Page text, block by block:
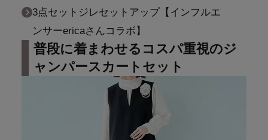
3点セットジレセットアップ【インフルエ
ンサーericaさんコラボ】
普段に着まわせるコスパ重視のジ
ャンパースカートセット